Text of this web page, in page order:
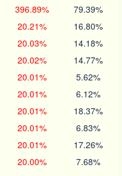
396.89% 79.39%
20.21% 16.80%
20.03% 14.18%
20.02% 14.77%
20.01% 5.62%
20.01% 6.12%
20.01% 18.37%
20.01% 6.83%
20.01% 17.26%
20.00% 7.68%